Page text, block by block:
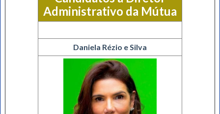
Administrativo da Mútua
Daniela Rézio e Silva